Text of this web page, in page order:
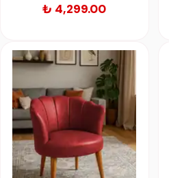
₺ 4,299.00